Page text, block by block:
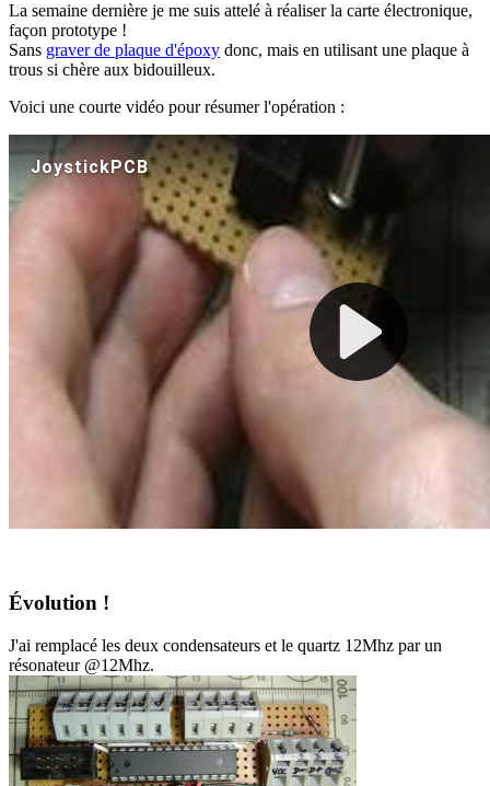
La semaine dernière je me suis attelé à réaliser la carte électronique,
façon prototype !
Sans graver de plaque d'époxy donc, mais en utilisant une plaque à
trous si chère aux bidouilleux.
Voici une courte vidéo pour résumer l'opération :
Évolution !
J'ai remplacé les deux condensateurs et le quartz 12Mhz par un
résonateur @12Mhz.